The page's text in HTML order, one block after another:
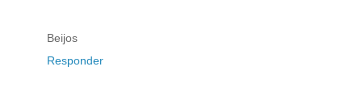
Beijos
Responder